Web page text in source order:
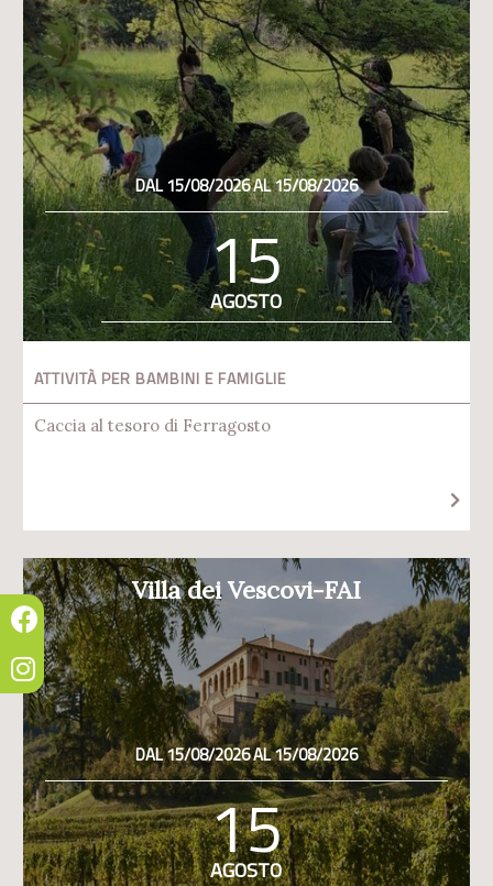
DAL 15/08/2026 AL 15/08/2026
15
AGOSTO
ATTIVITÀ PER BAMBINI E FAMIGLIE
Caccia al tesoro di Ferragosto
Villa dei Vescovi-FAI
DAL 15/08/2026 AL 15/08/2026
15
AGOSTO